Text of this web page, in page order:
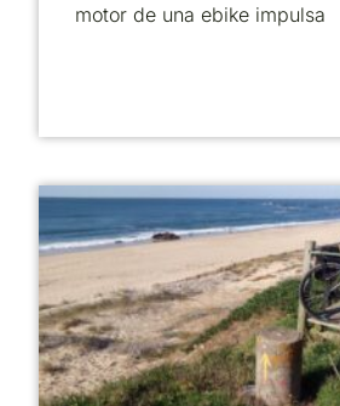
motor de una ebike impulsa